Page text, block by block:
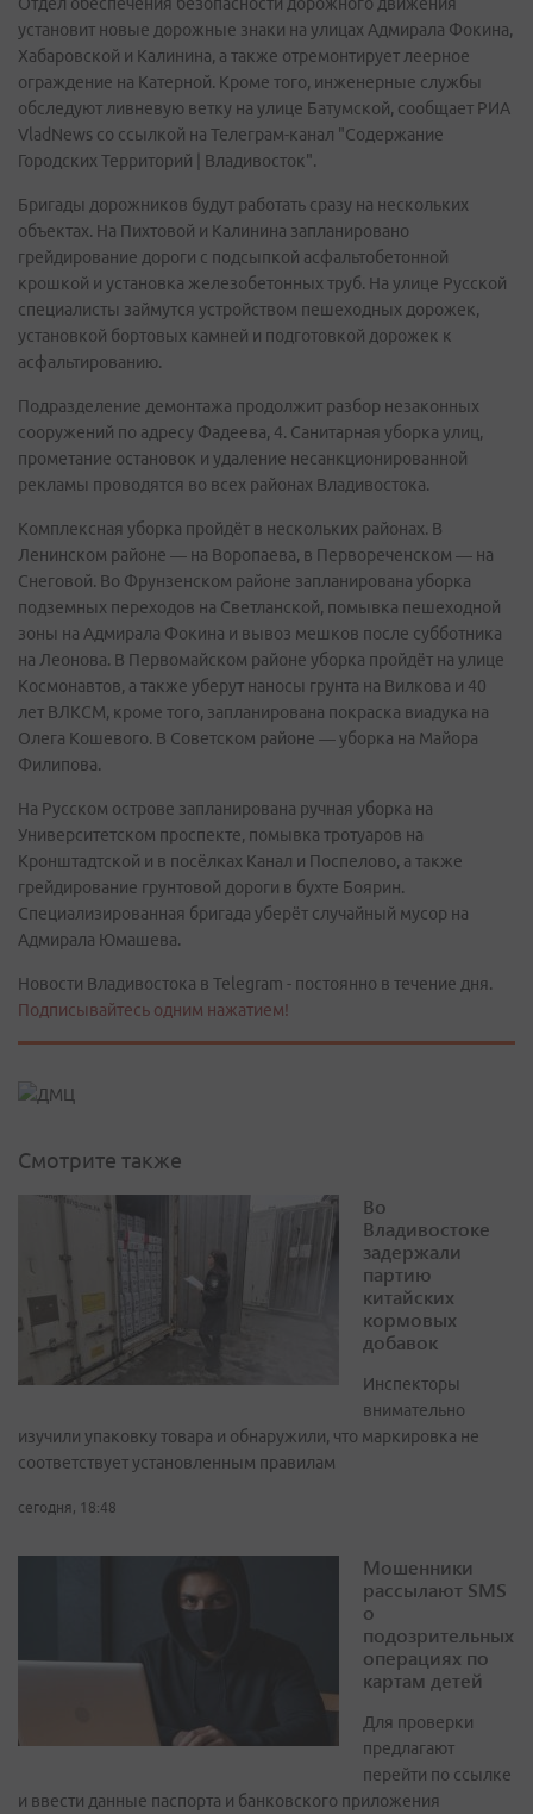
установит новые дорожные знаки на улицах Адмирала Фокина,
Хабаровской и Калинина, а также отремонтирует леерное
ограждение на Катерной. Кроме того, инженерные службы
обследуют ливневую ветку на улице Батумской, сообщает РИА
VladNews со ссылкой на Телеграм-канал "Содержание
Городских Территорий | Владивосток".
Бригады дорожников будут работать сразу на нескольких
объектах. На Пихтовой и Калинина запланировано
грейдирование дороги с подсыпкой асфальтобетонной
крошкой и установка железобетонных труб. На улице Русской
специалисты займутся устройством пешеходных дорожек,
установкой бортовых камней и подготовкой дорожек к
асфальтированию.
Подразделение демонтажа продолжит разбор незаконных
сооружений по адресу Фадеева, 4. Санитарная уборка улиц,
прометание остановок и удаление несанкционированной
рекламы проводятся во всех районах Владивостока.
Комплексная уборка пройдёт в нескольких районах. В
Ленинском районе — на Воропаева, в Первореченском — на
Снеговой. Во Фрунзенском районе запланирована уборка
подземных переходов на Светланской, помывка пешеходной
зоны на Адмирала Фокина и вывоз мешков после субботника
на Леонова. В Первомайском районе уборка пройдёт на улице
Космонавтов, а также уберут наносы грунта на Вилкова и 40
лет ВЛКСМ, кроме того, запланирована покраска виадука на
Олега Кошевого. В Советском районе — уборка на Майора
Филипова.
На Русском острове запланирована ручная уборка на
Университетском проспекте, помывка тротуаров на
Кронштадтской и в посёлках Канал и Поспелово, а также
грейдирование грунтовой дороги в бухте Боярин.
Специализированная бригада уберёт случайный мусор на
Адмирала Юмашева.
Новости Владивостока в Telegram - постоянно в течение дня.
Подписывайтесь одним нажатием!
Смотрите также
Во
Владивостоке
задержали
партию
китайских
кормовых
добавок
Инспекторы
внимательно
изучили упаковку товара и обнаружили, что маркировка не
соответствует установленным правилам
сегодня, 18:48
Мошенники
рассылают SMS
о
подозрительных
операциях по
картам детей
Для проверки
предлагают
перейти по ссылке
и ввести данные паспорта и банковского приложения